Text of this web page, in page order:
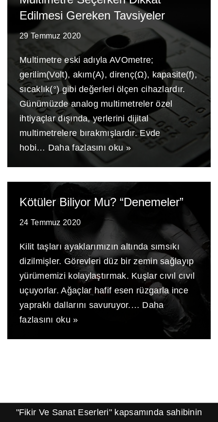
Edilmesi Gereken Tavsiyeler
29 Temmuz 2020
Multimetre eski adıyla AVOmetre;
gerilim(Volt), akım(A), direnç(Ω), kapasite(f),
sıcaklık(°) gibi değerleri ölçen cihazlardır.
Günümüzde analog multimetreler özel
ihtiyaçlar dışında, yerlerini dijital
multimetrelere bırakmışlardır. Evde
hobi… Daha fazlasını oku »
Kötüler Biliyor Mu? “Denemeler”
24 Temmuz 2020
Kilit taşları ayaklarımızın altında sımsıkı
dizilmişler. Görevleri düz bir zemin sağlayıp
yürümemizi kolaylaştırmak. Kuşlar cıvıl cıvıl
uçuyorlar. Ağaçlar hafif esen rüzgarla ince
yapraklı dallarını savuruyor.… Daha
fazlasını oku »
"Fikir Ve Sanat Eserleri" kapsamında sahibinin